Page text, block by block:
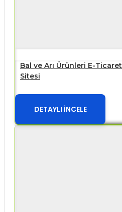
Bal ve Arı Ürünleri E-Ticaret
Sitesi
DETAYLI İNCELE